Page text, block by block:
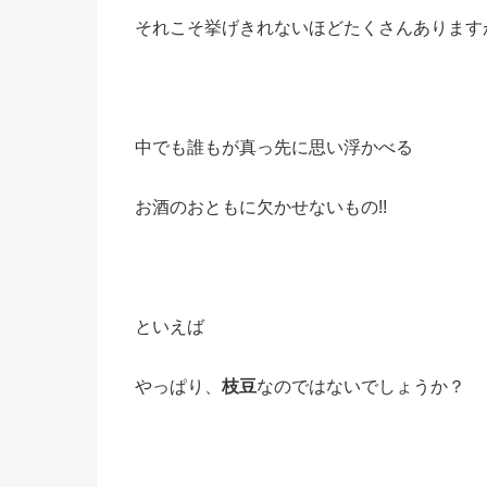
それこそ挙げきれないほどたくさんあります
中でも誰もが真っ先に思い浮かべる
お酒のおともに欠かせないもの!!
といえば
やっぱり、 枝豆なのではないでしょうか？